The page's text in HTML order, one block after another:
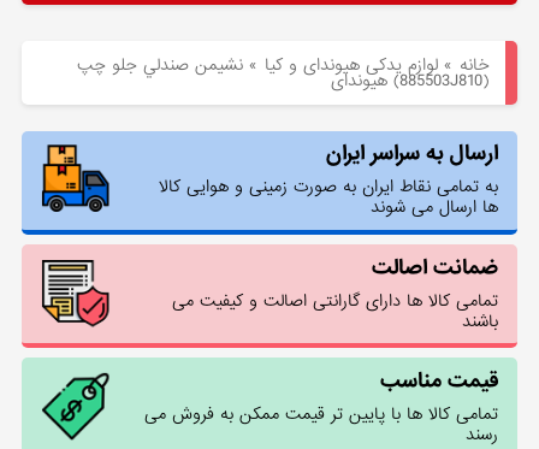
خانه »لوازم یدکی هیوندای و کیا »نشيمن صندلي جلو چپ
(885503J810) هیوندای
ارسال به سراسر ایران
به تمامی نقاط ایران به صورت زمینی و هوایی کالا
ها ارسال می شوند
ضمانت اصالت
تمامی کالا ها دارای گارانتی اصالت و کیفیت می
باشند
قیمت مناسب
تمامی کالا ها با پایین تر قیمت ممکن به فروش می
رسند